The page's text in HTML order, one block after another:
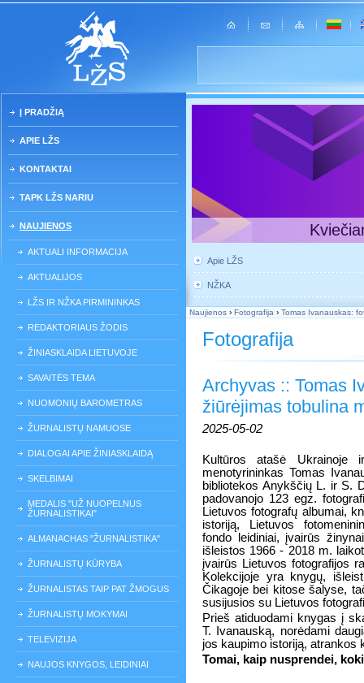
Į PRADŽIĄ
APIE LŽS
KONTAKTAI
TAPK LŽS NARIU
NAUJIENOS
AKTUALI INFORMACIJA
AKTUALIJOS
LŽS IR NŽKA PIRMININKAS
REDAKTORIAUS ŽODIS
ŽINIASKLAIDA LIETUVOJE
SAVAITĖS TEMA
NUOMONIŲ BAROMETRAS
ŽURNALISTŲ NAMUOSE
DIALOGAI APIE ŽINIASKLAIDĄ
SKELBIMAI
MEDALIS "UŽ NUOPELNUS
ŽURNALISTIKAI"
ALMANACHAS "ŽURNALISTIKA"
ŽURNALISTŲ KŪRYBA
ŽURNALISTAS TAIP PAT ŽMOGUS
ŽURNALISTŲ MOKYMAI
TELEVIZIJA
NAUJOS KNYGOS, LEIDINIAI
Apie LŽS
NŽKA
Naujienos › Fotografija › Tomas Ivanauskas:
Fotografija
Archyvas :: Tomas
žiūrėjimas tobulina
2025-05-02
Kultūros atašė Ukrainoje
menotyrininkas Tomas
bibliotekos Anykščių L. ir S.
padovanojo 123 egz.
Lietuvos fotografų albumai,
istoriją, Lietuvos
fondo leidiniai, įvairūs
išleistos 1966 - 2018 m.
įvairūs Lietuvos fotografijos
Kolekcijoje yra knygų,
Čikagoje bei kitose šalyse,
susijusios su Lietuvos
Prieš atiduodami knygas į
T. Ivanauską, norėdami
jos kaupimo istoriją, atrankos
Tomai, kaip nusprendei,